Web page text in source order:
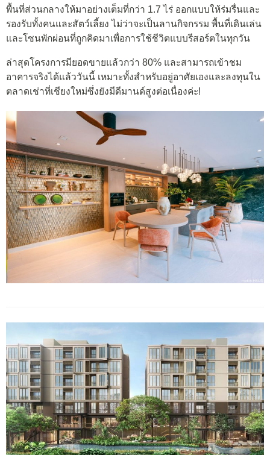
พื้นที่ส่วนกลางให้มาอย่างเต็มที่กว่า 1.7 ไร่ ออกแบบให้ร่มรื่นและ
รองรับทั้งคนและสัตว์เลี้ยง ไม่ว่าจะเป็นลานกิจกรรม พื้นที่เดินเล่น
และโซนพักผ่อนที่ถูกคิดมาเพื่อการใช้ชีวิตแบบรีสอร์ตในทุกวัน
ล่าสุดโครงการมียอดขายแล้วกว่า 80% และสามารถเข้าชม
อาคารจริงได้แล้ววันนี้ เหมาะทั้งสำหรับอยู่อาศัยเองและลงทุนใน
ตลาดเช่าที่เชียงใหม่ซึ่งยังมีดีมานด์สูงต่อเนื่องค่ะ!